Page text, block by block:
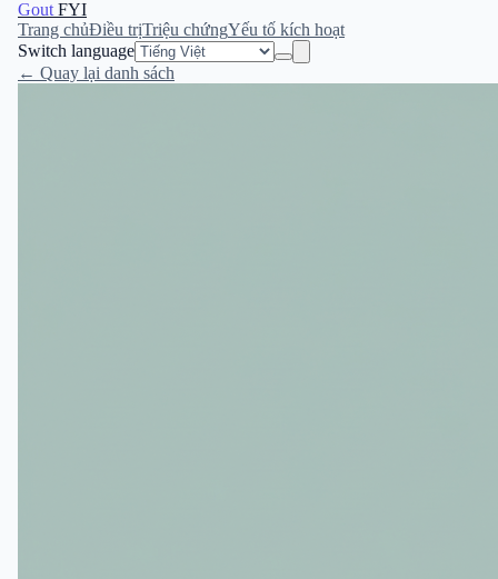
Gout FYI
Trang chủĐiều trịTriệu chứngYếu tố kích hoạt
Switch language
← Quay lại danh sách